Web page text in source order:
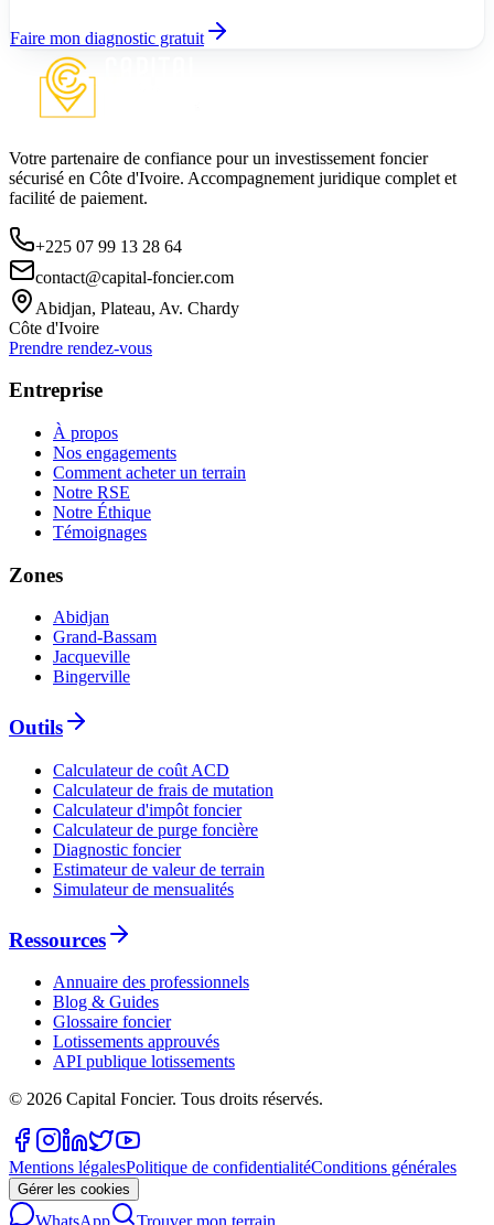
Faire mon diagnostic gratuit
Votre partenaire de confiance pour un investissement foncier
sécurisé en Côte d'Ivoire. Accompagnement juridique complet et
facilité de paiement.
+225 07 99 13 28 64
contact@capital-foncier.com
Abidjan, Plateau, Av. Chardy
Côte d'Ivoire
Prendre rendez-vous
Entreprise
À propos
Nos engagements
Comment acheter un terrain
Notre RSE
Notre Éthique
Témoignages
Zones
Abidjan
Grand-Bassam
Jacqueville
Bingerville
Outils
Calculateur de coût ACD
Calculateur de frais de mutation
Calculateur d'impôt foncier
Calculateur de purge foncière
Diagnostic foncier
Estimateur de valeur de terrain
Simulateur de mensualités
Ressources
Annuaire des professionnels
Blog & Guides
Glossaire foncier
Lotissements approuvés
API publique lotissements
© 2026 Capital Foncier. Tous droits réservés.
Mentions légalesPolitique de confidentialitéConditions générales
Gérer les cookies